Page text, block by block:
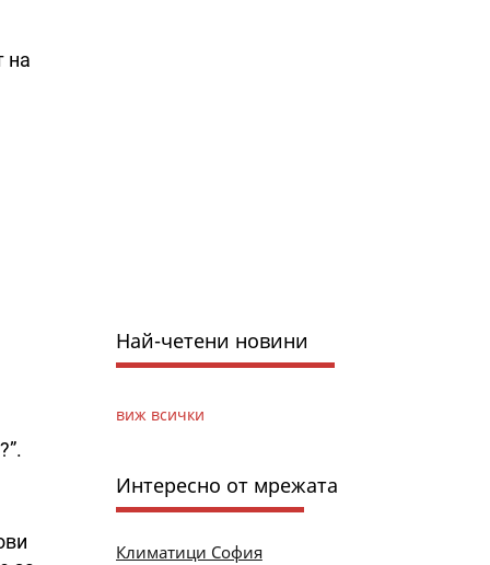
на
Най-четени новини
виж всички
Интересно от мрежата
Климатици София